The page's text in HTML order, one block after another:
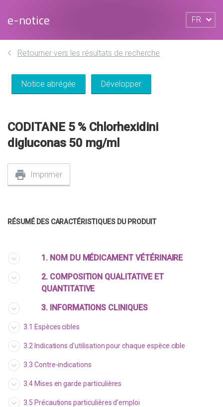
e-notice FR
Retourner vers les résultats de recherche
Notice abrégée Développer
CODITANE 5 % Chlorhexidini
digluconas 50 mg/ml
Imprimer
RÉSUMÉ DES CARACTÉRISTIQUES DU PRODUIT
1. NOM DU MÉDICAMENT VÉTÉRINAIRE
2. COMPOSITION QUALITATIVE ET
QUANTITATIVE
3. INFORMATIONS CLINIQUES
3.1 Espèces cibles
3.2 Indications d’utilisation pour chaque espèce cible
3.3 Contre-indications
3.4 Mises en garde particulières
3.5 Précautions particulières d’emploi